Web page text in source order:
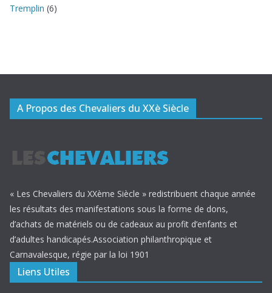
Tremplin (6)
A Propos des Chevaliers du XXè Siècle
« Les Chevaliers du XXème Siècle » redistribuent chaque année
les résultats des manifestations sous la forme de dons,
d’achats de matériels ou de cadeaux au profit d’enfants et
d’adultes handicapés.Association philanthropique et
Carnavalesque, régie par la loi 1901
Liens Utiles